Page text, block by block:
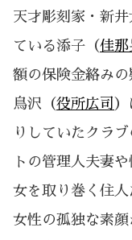
天才彫刻家・新井
ている添子（佳那
額の保険金絡み
鳥沢（役所広司
りしていたクラ
トの管理人夫妻
女を取り巻く住
女性の孤独な素